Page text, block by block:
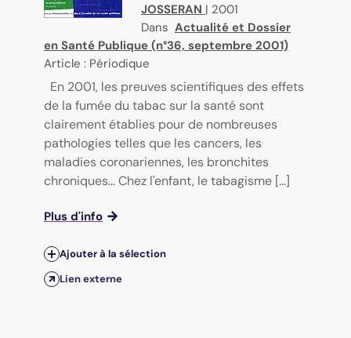
JOSSERAN | 2001
Dans Actualité et Dossier
en Santé Publique (n°36, septembre 2001)
Article : Périodique
En 2001, les preuves scientifiques des effets
de la fumée du tabac sur la santé sont
clairement établies pour de nombreuses
pathologies telles que les cancers, les
maladies coronariennes, les bronchites
chroniques... Chez l'enfant, le tabagisme [...]
Plus d'info
Ajouter à la sélection
Lien externe